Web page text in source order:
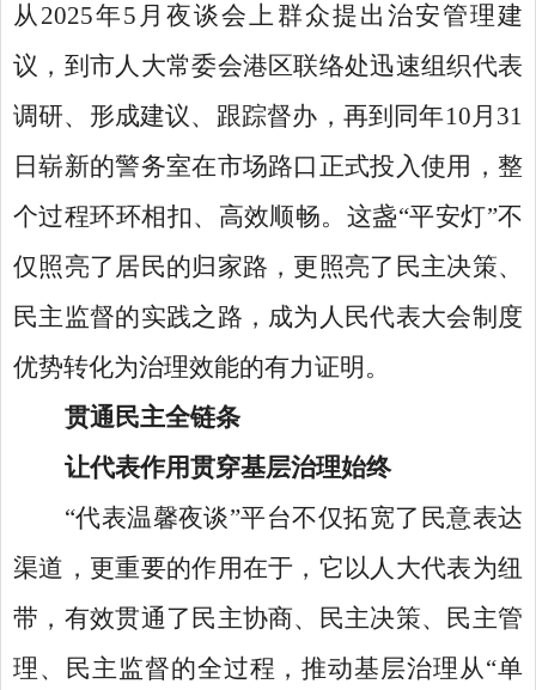
从 2025年5月夜谈会上群众提出治安管理建
议，到市人大常委会港区联络处迅速组织代表
调研、形成建议、跟踪督办，再到同年10月31
日崭新的警务室在市场路口正式投入使用，整
个过程环环相扣、高效顺畅。这盏“平安灯”不
仅照亮了居民的归家路，更照亮了民主决策、
民主监督的实践之路，成为人民代表大会制度
优势转化为治理效能的有力证明。
贯通民主全链条
让代表作用贯穿基层治理始终
“代表温馨夜谈”平台不仅拓宽了民意表达
渠道，更重要的作用在于，它以人大代表为纽
带，有效贯通了民主协商、民主决策、民主管
理、民主监督的全过程，推动基层治理从“单